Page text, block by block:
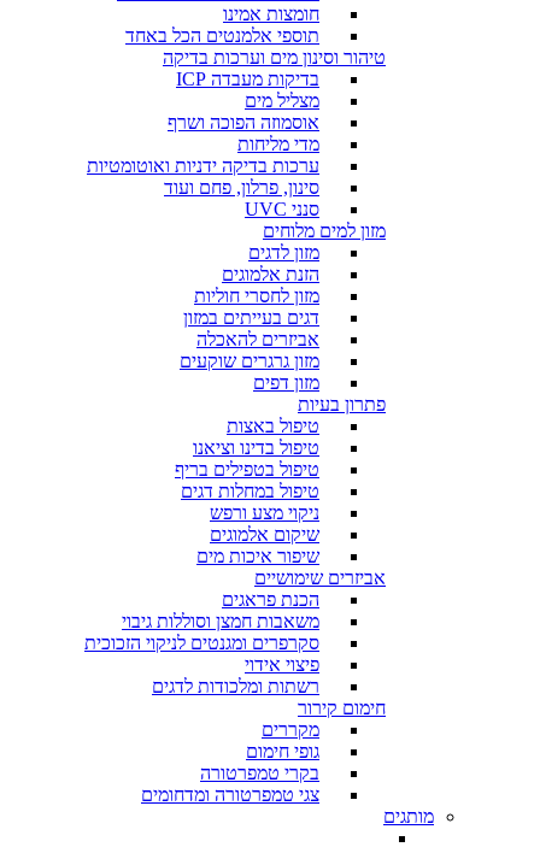
חומצות אמינו
תוספי אלמנטים הכל באחד
טיהור וסינון מים וערכות בדיקה
בדיקות מעבדה ICP
מצליל מים
אוסמוזה הפוכה ושרף
מדי מליחות
ערכות בדיקה ידניות ואוטומטיות
סינון, פרלון, פחם ועוד
סנני UVC
מזון למים מלוחים
מזון לדגים
הזנת אלמוגים
מזון לחסרי חוליות
דגים בעייתים במזון
אביזרים להאכלה
מזון גרגרים שוקעים
מזון דפים
פתרון בעיות
טיפול באצות
טיפול בדינו וציאנו
טיפול בטפילים בריף
טיפול במחלות דגים
ניקוי מצע ורפש
שיקום אלמוגים
שיפור איכות מים
אביזרים שימושיים
הכנת פראגים
משאבות חמצן וסוללות גיבוי
סקרפרים ומגנטים לניקוי הזכוכית
פיצוי אידוי
רשתות ומלכודות לדגים
חימום קירור
מקררים
גופי חימום
בקרי טמפרטורה
צגי טמפרטורה ומדחומים
מותגים